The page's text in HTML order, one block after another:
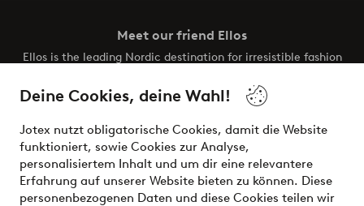
Deine Cookies, deine Wahl!
Jotex nutzt obligatorische Cookies, damit die Website
funktioniert, sowie Cookies zur Analyse,
personalisiertem Inhalt und um dir eine relevantere
Erfahrung auf unserer Website bieten zu können. Diese
personenbezogenen Daten und diese Cookies teilen wir
Meet our friend Ellos
Ellos is the leading Nordic destination for irresistible fashion
the latest trends, curated to make finding your next look
effortless. It’s all here.
Visit Ellos